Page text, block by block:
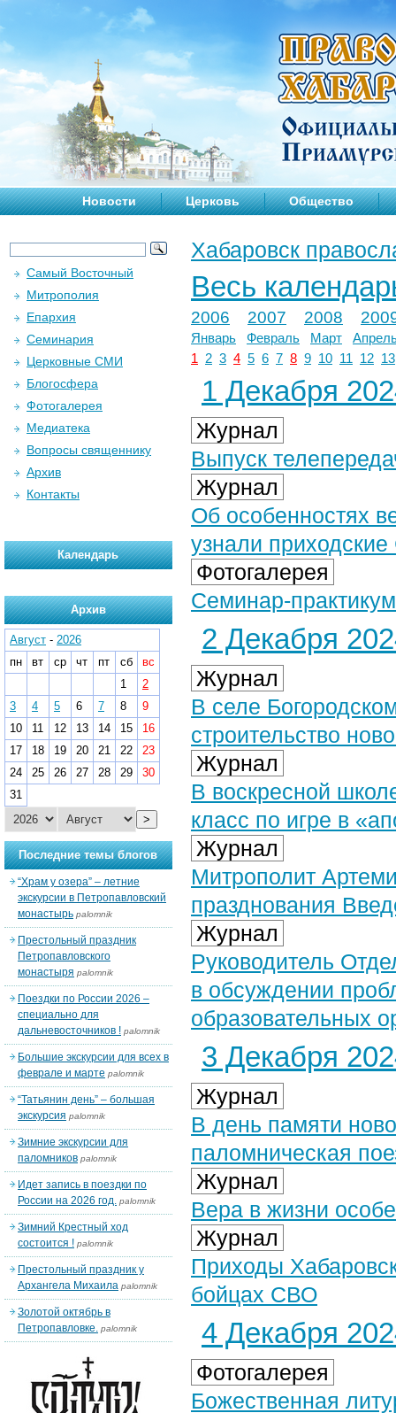
Новости Церковь Общество
Хабаровск
Весь
2006 2007 2008
Январь Февраль Март
1
2 3 4 5 6 7 8 9 10 11 12 13
1 Декабря
Журнал
Выпуск
Журнал
Об особенностях
узнали
Фотогалерея
Семинар-
2 Декабря
Журнал
В селе
строительство
Журнал
В воскресной
класс по игре в
Журнал
Митрополит
празднования
Журнал
Руководитель
в обсуждении
образовательных
3 Декабря
Журнал
В день памяти
паломническая
Журнал
Вера в жизни
Журнал
Приходы
бойцах СВО
4 Декабря
Фотогалерея
Божественная
Самый Восточный
Митрополия
Епархия
Семинария
Церковные СМИ
Блогосфера
Фотогалерея
Медиатека
Вопросы священнику
Архив
Контакты
Календарь
Архив
Август - 2026
пн
вт ср чт пт сб
вс
1
2
3
4 5 6 7 8
9
10
11 12 13 14 15
16
17
18 19 20 21 22
23
24
25 26 27 28 29
30
31
>
Последние темы блогов
“Храм у озера” – летние
экскурсии в Петропавловский
монастырь palomnik
Престольный праздник
Петропавловского
монастыря palomnik
Поездки по России 2026 –
специально для
дальневосточников ! palomnik
Большие экскурсии для всех в
феврале и марте palomnik
“Татьянин день” – большая
экскурсия palomnik
Зимние экскурсии для
паломников palomnik
Идет запись в поездки по
России на 2026 год. palomnik
Зимний Крестный ход
состоится ! palomnik
Престольный праздник у
Архангела Михаила palomnik
Золотой октябрь в
Петропавловке. palomnik